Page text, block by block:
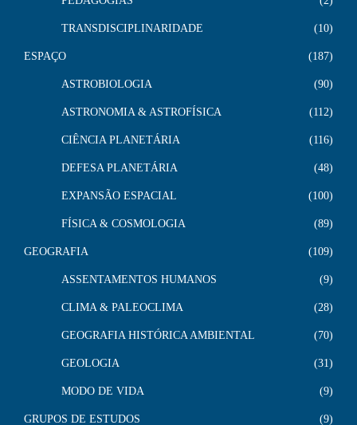
TRANSDISCIPLINARIDADE 10
ESPAÇO 187
ASTROBIOLOGIA 90
ASTRONOMIA & ASTROFÍSICA 112
CIÊNCIA PLANETÁRIA 116
DEFESA PLANETÁRIA 48
EXPANSÃO ESPACIAL 100
FÍSICA & COSMOLOGIA 89
GEOGRAFIA 109
ASSENTAMENTOS HUMANOS 9
CLIMA & PALEOCLIMA 28
GEOGRAFIA HISTÓRICA AMBIENTAL 70
GEOLOGIA 31
MODO DE VIDA 9
GRUPOS DE ESTUDOS 9